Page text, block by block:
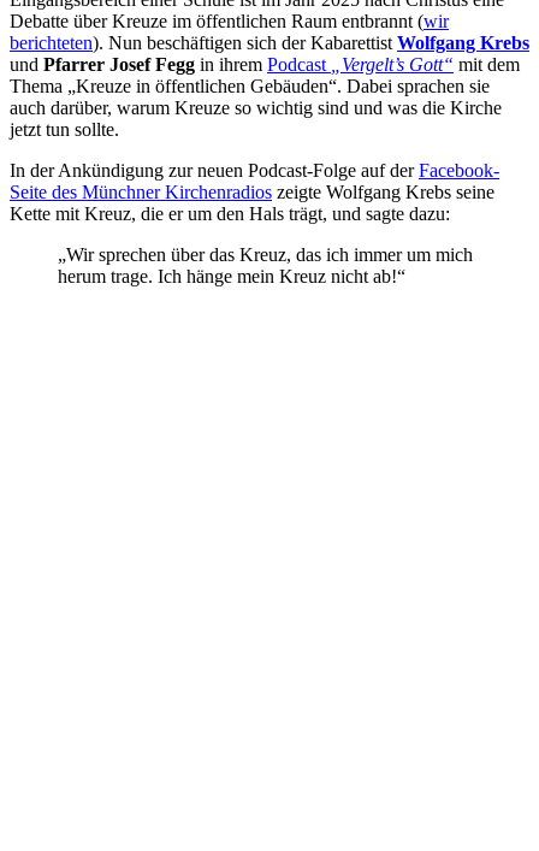
Debatte über Kreuze im öffentlichen Raum entbrannt (wir
berichteten). Nun beschäftigen sich der Kabarettist Wolfgang Krebs
und Pfarrer Josef Fegg in ihrem Podcast „Vergelt’s Gott“ mit dem
Thema „Kreuze in öffentlichen Gebäuden“. Dabei sprachen sie
auch darüber, warum Kreuze so wichtig sind und was die Kirche
jetzt tun sollte.
In der Ankündigung zur neuen Podcast-Folge auf derFacebook-
Seite des Münchner Kirchenradios zeigte Wolfgang Krebs seine
Kette mit Kreuz, die er um den Hals trägt, und sagte dazu:
„Wir sprechen über das Kreuz, das ich immer um mich
herum trage. Ich hänge mein Kreuz nicht ab!“